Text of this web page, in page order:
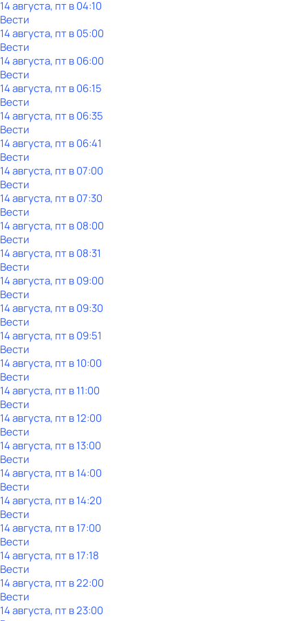
14 августа, пт в 04:10
Вести
14 августа, пт в 05:00
Вести
14 августа, пт в 06:00
Вести
14 августа, пт в 06:15
Вести
14 августа, пт в 06:35
Вести
14 августа, пт в 06:41
Вести
14 августа, пт в 07:00
Вести
14 августа, пт в 07:30
Вести
14 августа, пт в 08:00
Вести
14 августа, пт в 08:31
Вести
14 августа, пт в 09:00
Вести
14 августа, пт в 09:30
Вести
14 августа, пт в 09:51
Вести
14 августа, пт в 10:00
Вести
14 августа, пт в 11:00
Вести
14 августа, пт в 12:00
Вести
14 августа, пт в 13:00
Вести
14 августа, пт в 14:00
Вести
14 августа, пт в 14:20
Вести
14 августа, пт в 17:00
Вести
14 августа, пт в 17:18
Вести
14 августа, пт в 22:00
Вести
14 августа, пт в 23:00